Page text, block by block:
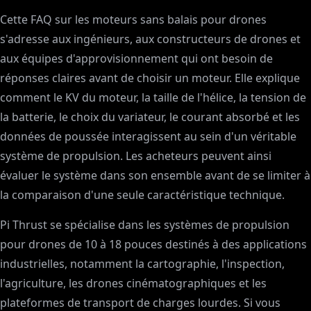
Cette FAQ sur les moteurs sans balais pour drones
s'adresse aux ingénieurs, aux constructeurs de drones et
aux équipes d'approvisionnement qui ont besoin de
réponses claires avant de choisir un moteur. Elle explique
comment le KV du moteur, la taille de l'hélice, la tension de
la batterie, le choix du variateur, le courant absorbé et les
données de poussée interagissent au sein d'un véritable
système de propulsion. Les acheteurs peuvent ainsi
évaluer le système dans son ensemble avant de se limiter à
la comparaison d'une seule caractéristique technique.
Pi Thrust se spécialise dans les systèmes de propulsion
pour drones de 10 à 18 pouces destinés à des applications
industrielles, notamment la cartographie, l'inspection,
l'agriculture, les drones cinématographiques et les
plateformes de transport de charges lourdes. Si vous